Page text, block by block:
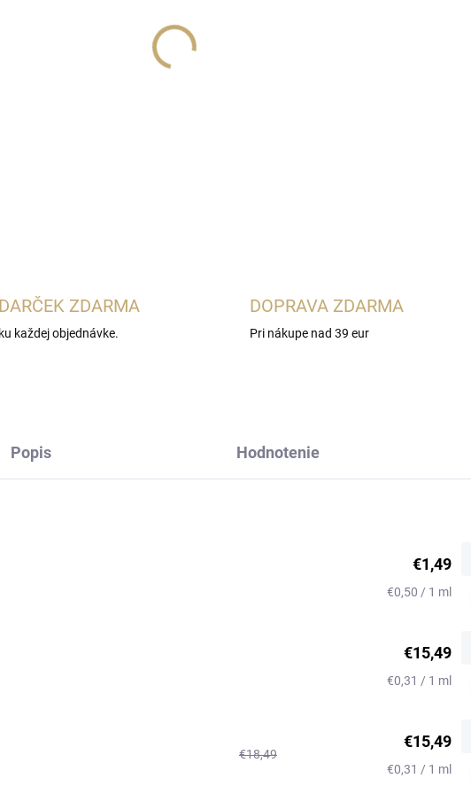
Lux Parfém 257
charakterom
DARČEK ZDARMA
ku každej objednávke.
DOPRAVA ZDARMA
Pri nákupe nad 39 eur
Popis Hodnotenie
€1,49
Jednotková
€0,50 / 1 ml
€15,49
Jednotková
€0,31 / 1 ml
€18,49
€15,49
Jednotková
€0,31 / 1 ml